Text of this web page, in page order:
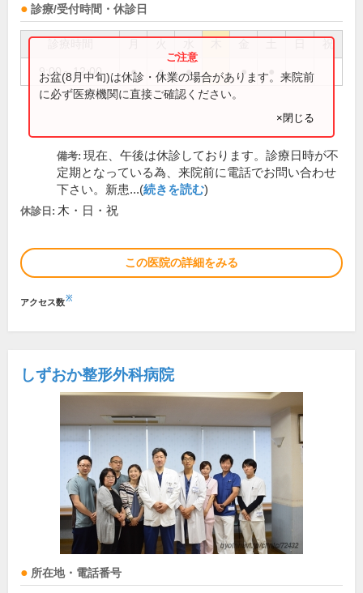
診療/受付時間・休診日
祝
9:00～12:00 ● ● ● ●
お盆(8月中旬)は休診・休業の場合があります。来院前
に必ず医療機関に直接ご確認ください。
×閉じる
備考: 現在、午後は休診しております。診療日時が不
定期となっている為、来院前に電話でお問い合わせ
下さい。新患...(続きを読む)
休診日: 木・日・祝
この医院の詳細をみる
アクセス数※
しずおか整形外科病院
所在地・電話番号